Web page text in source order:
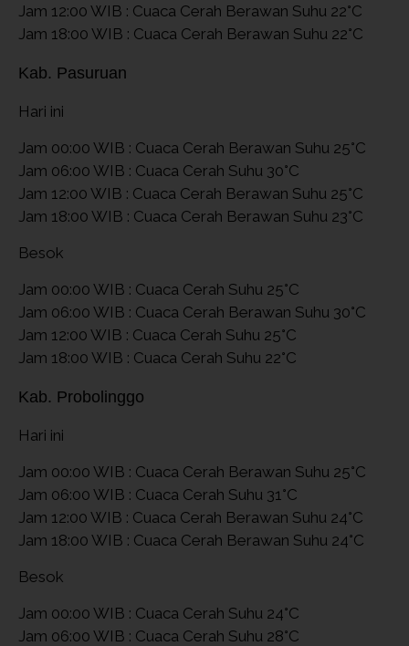
Jam 12:00 WIB : Cuaca Cerah Berawan Suhu 22°C
Jam 18:00 WIB : Cuaca Cerah Berawan Suhu 22°C
Kab. Pasuruan
Hari ini
Jam 00:00 WIB : Cuaca Cerah Berawan Suhu 25°C
Jam 06:00 WIB : Cuaca Cerah Suhu 30°C
Jam 12:00 WIB : Cuaca Cerah Berawan Suhu 25°C
Jam 18:00 WIB : Cuaca Cerah Berawan Suhu 23°C
Besok
Jam 00:00 WIB : Cuaca Cerah Suhu 25°C
Jam 06:00 WIB : Cuaca Cerah Berawan Suhu 30°C
Jam 12:00 WIB : Cuaca Cerah Suhu 25°C
Jam 18:00 WIB : Cuaca Cerah Suhu 22°C
Kab. Probolinggo
Hari ini
Jam 00:00 WIB : Cuaca Cerah Berawan Suhu 25°C
Jam 06:00 WIB : Cuaca Cerah Suhu 31°C
Jam 12:00 WIB : Cuaca Cerah Berawan Suhu 24°C
Jam 18:00 WIB : Cuaca Cerah Berawan Suhu 24°C
Besok
Jam 00:00 WIB : Cuaca Cerah Suhu 24°C
Jam 06:00 WIB : Cuaca Cerah Suhu 28°C